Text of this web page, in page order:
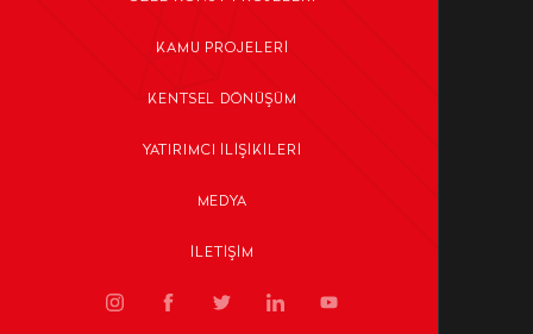
KAMU PROJELERI
KENTSEL DÖNÜŞÜM
YATIRIMCI İLIŞIKILERI
MEDYA
İLETIŞIM